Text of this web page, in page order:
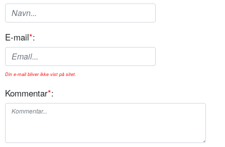
E-mail*:
Din e-mail bliver ikke vist på sitet.
Kommentar*: